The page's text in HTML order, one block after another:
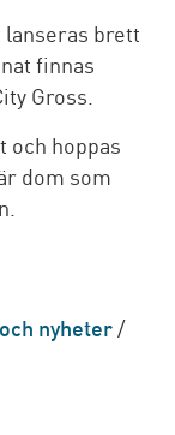
lanseras brett
finnas
Gross.
hoppas
dom som
nyheter/